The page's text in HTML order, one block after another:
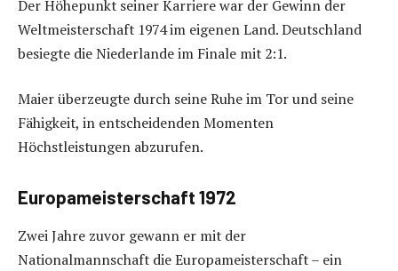
Der Höhepunkt seiner Karriere war der Gewinn der
Weltmeisterschaft 1974 im eigenen Land. Deutschland
besiegte die Niederlande im Finale mit 2:1.
Maier überzeugte durch seine Ruhe im Tor und seine
Fähigkeit, in entscheidenden Momenten
Höchstleistungen abzurufen.
Europameisterschaft 1972
Zwei Jahre zuvor gewann er mit der
Nationalmannschaft die Europameisterschaft – ein